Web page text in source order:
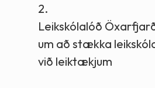
2.
Leikskólalóð
um að stækka
við leiktækjum